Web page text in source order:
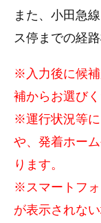
また、小田急
ス停までの経
※入力後に候
補からお選びく
※運行状況等に
や、発着ホー
ります。
※スマートフ
が表示されな